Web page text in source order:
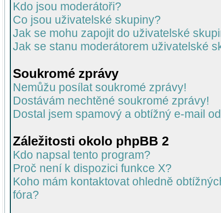
Kdo jsou moderátoři?
Co jsou uživatelské skupiny?
Jak se mohu zapojit do uživatelské
Jak se stanu moderátorem uživatelské
Soukromé zprávy
Nemůžu posílat soukromé zprávy!
Dostávám nechtěné soukromé zprávy!
Dostal jsem spamový a obtížný e-mail
Záležitosti okolo phpBB 2
Kdo napsal tento program?
Proč není k dispozici funkce X?
Koho mám kontaktovat ohledně
fóra?